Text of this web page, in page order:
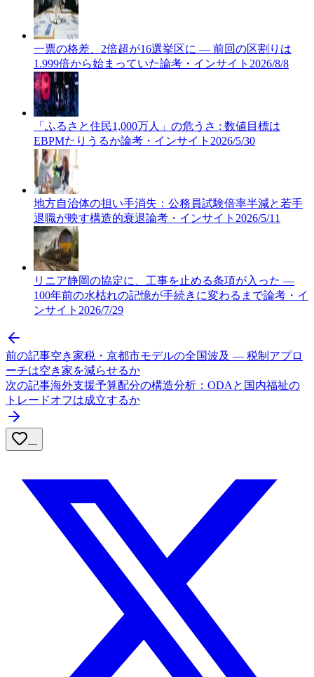
一票の格差、2倍超が16選挙区に — 前回の区割りは
1.999倍から始まっていた論考・インサイト 2026/8/8
「ふるさと住民1,000万人」の危うさ : 数値目標は
EBPMたりうるか論考・インサイト 2026/5/30
地方自治体の担い手消失：公務員試験倍率半減と若手
退職が映す構造的衰退論考・インサイト 2026/5/11
リニア静岡の協定に、工事を止める条項が入った —
100年前の水枯れの記憶が手続きに変わるまで論考・イ
ンサイト 2026/7/29
前の記事空き家税・京都市モデルの全国波及 — 税制アプロ
ーチは空き家を減らせるか
次の記事海外支援予算配分の構造分析：ODAと国内福祉の
トレードオフは成立するか
—